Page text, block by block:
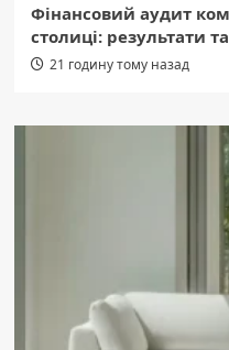
Фінансовий аудит
столиці: результати
21 годину тому назад